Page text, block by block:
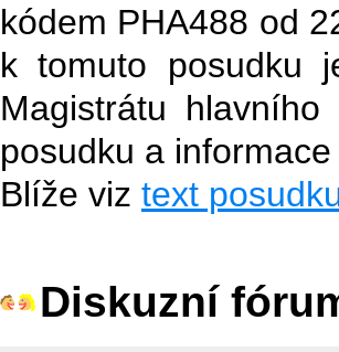
kódem PHA488 od
k tomuto posudku
Magistrátu
posudku a
Blíže viz text
Diskuzní